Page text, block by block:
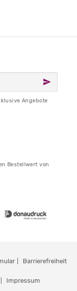
Angebote
Bestellwert von
Barrierefreiheit
Impressum